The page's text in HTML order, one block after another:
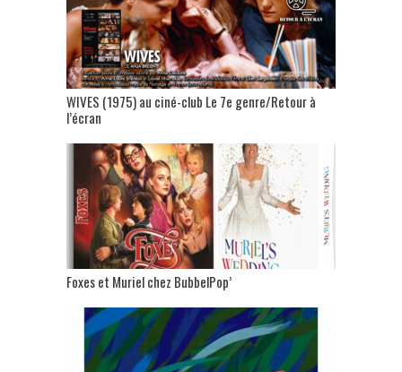
WIVES (1975) au ciné-club Le 7e genre/Retour à
l’écran
Foxes et Muriel chez BubbelPop’